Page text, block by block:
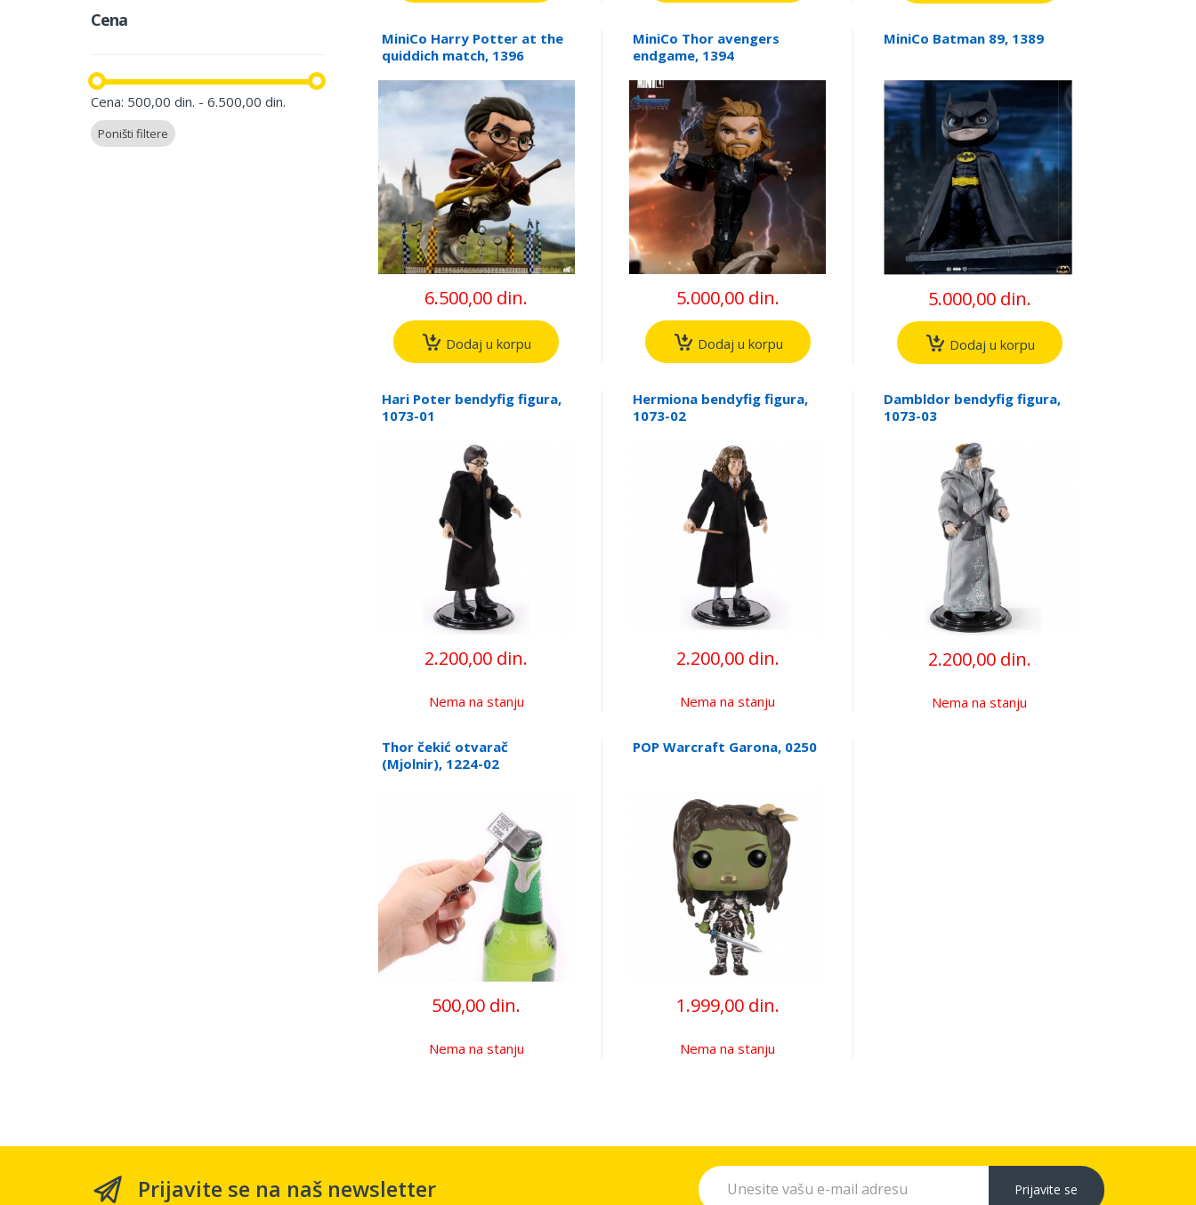
Cena
Cena: 500,00 din. - 6.500,00 din.
Poništi filtere
MiniCo Harry Potter at the
quiddich match, 1396
6.500,00 din.
Dodaj u korpu
MiniCo Thor avengers
endgame, 1394
5.000,00 din.
Dodaj u korpu
MiniCo Batman 89, 1389
5.000,00 din.
Dodaj u korpu
Hari Poter bendyfig figura,
1073-01
2.200,00 din.
Nema na stanju
Hermiona bendyfig figura,
1073-02
2.200,00 din.
Nema na stanju
Dambldor bendyfig figura,
1073-03
2.200,00 din.
Nema na stanju
Thor čekić otvarač
(Mjolnir), 1224-02
500,00 din.
Nema na stanju
POP Warcraft Garona, 0250
1.999,00 din.
Nema na stanju
Prijavite se na naš newsletter Prijavite se